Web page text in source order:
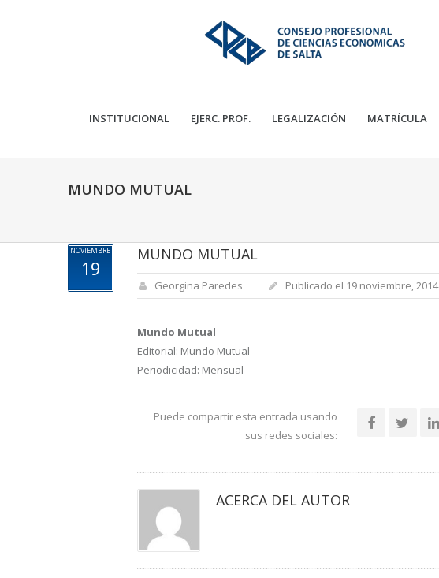
INSTITUCIONAL EJERC. PROF. LEGALIZACIÓN MATRÍCULA
MUNDO MUTUAL
NOVIEMBRE
19
MUNDO MUTUAL
Georgina Paredes Publicado el 19 noviembre, 2014
Mundo Mutual
Editorial: Mundo Mutual
Periodicidad: Mensual
Puede compartir esta entrada usando
sus redes sociales:
ACERCA DEL AUTOR